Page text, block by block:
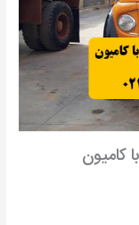
کامیون